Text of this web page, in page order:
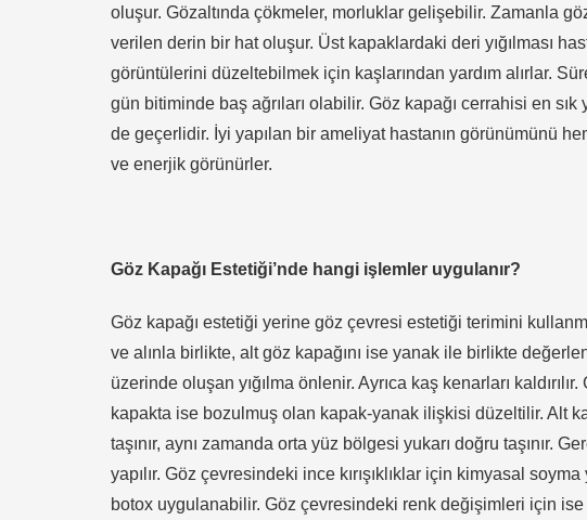
oluşur. Gözaltında çökmeler, morluklar gelişebilir. Zamanla
verilen derin bir hat oluşur. Üst kapaklardaki deri yığılması
görüntülerini düzeltebilmek için kaşlarından yardım alırlar.
gün bitiminde baş ağrıları olabilir. Göz kapağı cerrahisi en
de geçerlidir. İyi yapılan bir ameliyat hastanın görünümünü
ve enerjik görünürler.
Göz Kapağı Estetiği’nde hangi işlemler uygulanır?
Göz kapağı estetiği yerine göz çevresi estetiği terimini
ve alınla birlikte, alt göz kapağını ise yanak ile birlikte
üzerinde oluşan yığılma önlenir. Ayrıca kaş kenarları
kapakta ise bozulmuş olan kapak-yanak ilişkisi düzeltilir. Alt
taşınır, aynı zamanda orta yüz bölgesi yukarı doğru taşınır.
yapılır. Göz çevresindeki ince kırışıklıklar için kimyasal
botox uygulanabilir. Göz çevresindeki renk değişimleri için